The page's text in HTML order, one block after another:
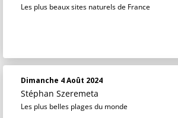
Les plus beaux sites naturels de France
Dimanche 4 Août 2024
Stéphan Szeremeta
Les plus belles plages du monde